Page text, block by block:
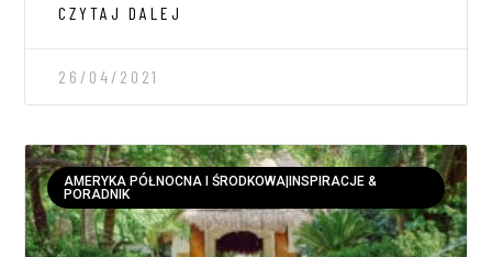
CZYTAJ DALEJ
26/04/2021
AMERYKA PÓŁNOCNA I ŚRODKOWA|INSPIRACJE &
PORADNIK